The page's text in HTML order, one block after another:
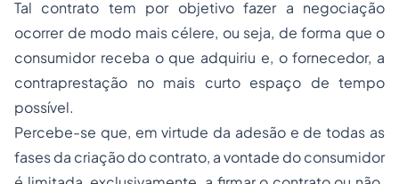
Tal contrato tem por objetivo fazer a negociação
ocorrer de modo mais célere, ou seja, de forma que o
consumidor receba o que adquiriu e, o fornecedor, a
contraprestação no mais curto espaço de tempo
possível.
Percebe-se que, em virtude da adesão e de todas as
fases da criação do contrato, a vontade do consumidor